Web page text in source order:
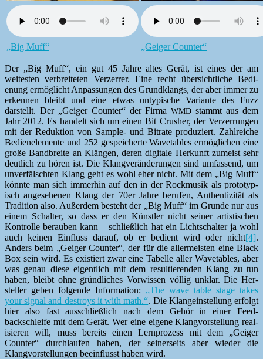
„Big Muff“ „Geiger Counter“
Der „Big Muff“, ein gut 45 Jahre altes Gerät, ist eines der am
weitesten ver­bre­it­eten Verz­er­rer. Eine recht über­sichtliche Bedi­
enung ermöglicht Anpas­sun­gen des Grund­klangs, der aber immer zu
erken­nen bleibt und eine etwas untyp­is­che Vari­ante des Fuzz
darstellt. Der „Geiger Counter“ der Fir­maWMD stammt aus dem
Jahr 2012. Es han­delt sich um einen Bit Crush­er, der Verz­er­run­gen
mit der Reduk­tion von Sam­ple- und Bitrate pro­duziert. Zahlre­iche
Bedi­enele­mente und 252 gespe­icherte Waveta­bles ermöglichen eine
große Band­bre­ite an Klän­gen, deren dig­i­tale Herkun­ft zumeist sehr
deut­lich zu hören ist. Die Klangverän­derun­gen sind umfassend, um
unver­fälscht­en Klang geht es wohl eher nicht. Mit dem „Big Muff“
kön­nte man sich immer­hin auf den in der Rock­musik als pro­to­typ­
isch ange­se­henen Klang der 70er Jahre berufen, Authen­tiz­ität als
Tra­di­tion also. Außer­dem beste­ht der „Big Muff“ im Grunde nur aus
einem Schal­ter, so dass er den Kün­stler nicht sein­er artis­tis­chen
Kon­trolle berauben kann – schließlich hat ein Lichtschal­ter ja wohl
auch keinen Ein­fluss darauf, ob er bedi­ent wird oder nicht[4].
Anders beim „Geiger Counter“, der für die aller­meis­ten eine Black
Box sein wird. Es existiert zwar eine Tabelle aller Waveta­bles, aber
was genau diese eigentlich mit dem resul­tieren­den Klang zu tun
haben, bleibt ohne gründlich­es Vor­wis­sen völ­lig unklar. Die Her­
steller geben fol­gende Infor­ma­tion: „The wave table stage takes
your sig­nal and destroys it with math.“. Die Klange­in­stel­lung erfol­gt
hier also fast auss­chließlich nach dem Gehör in ein­er Feed­
backschleife mit dem Gerät. Wer eine eigene Klangvorstel­lung real­
isieren will, muss bere­its einen Lern­prozess mit dem „Geiger
Counter“ durch­laufen haben, der sein­er­seits aber wieder die
Klangvorstel­lun­gen bee­in­flusst haben wird.